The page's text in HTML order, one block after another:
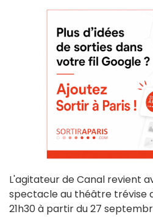
L'agitateur de Canal revient
spectacle au théâtre trévise
21h30 à partir du 27